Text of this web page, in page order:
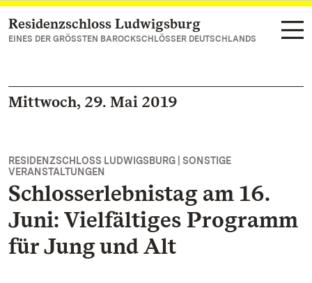
Zum Hauptinhalt springen
Residenzschloss Ludwigsburg
EINES DER GRÖSSTEN BAROCKSCHLÖSSER DEUTSCHLANDS
Mittwoch, 29. Mai 2019
RESIDENZSCHLOSS LUDWIGSBURG | SONSTIGE
VERANSTALTUNGEN
Schlosserlebnistag am 16.
Juni: Vielfältiges Programm
für Jung und Alt